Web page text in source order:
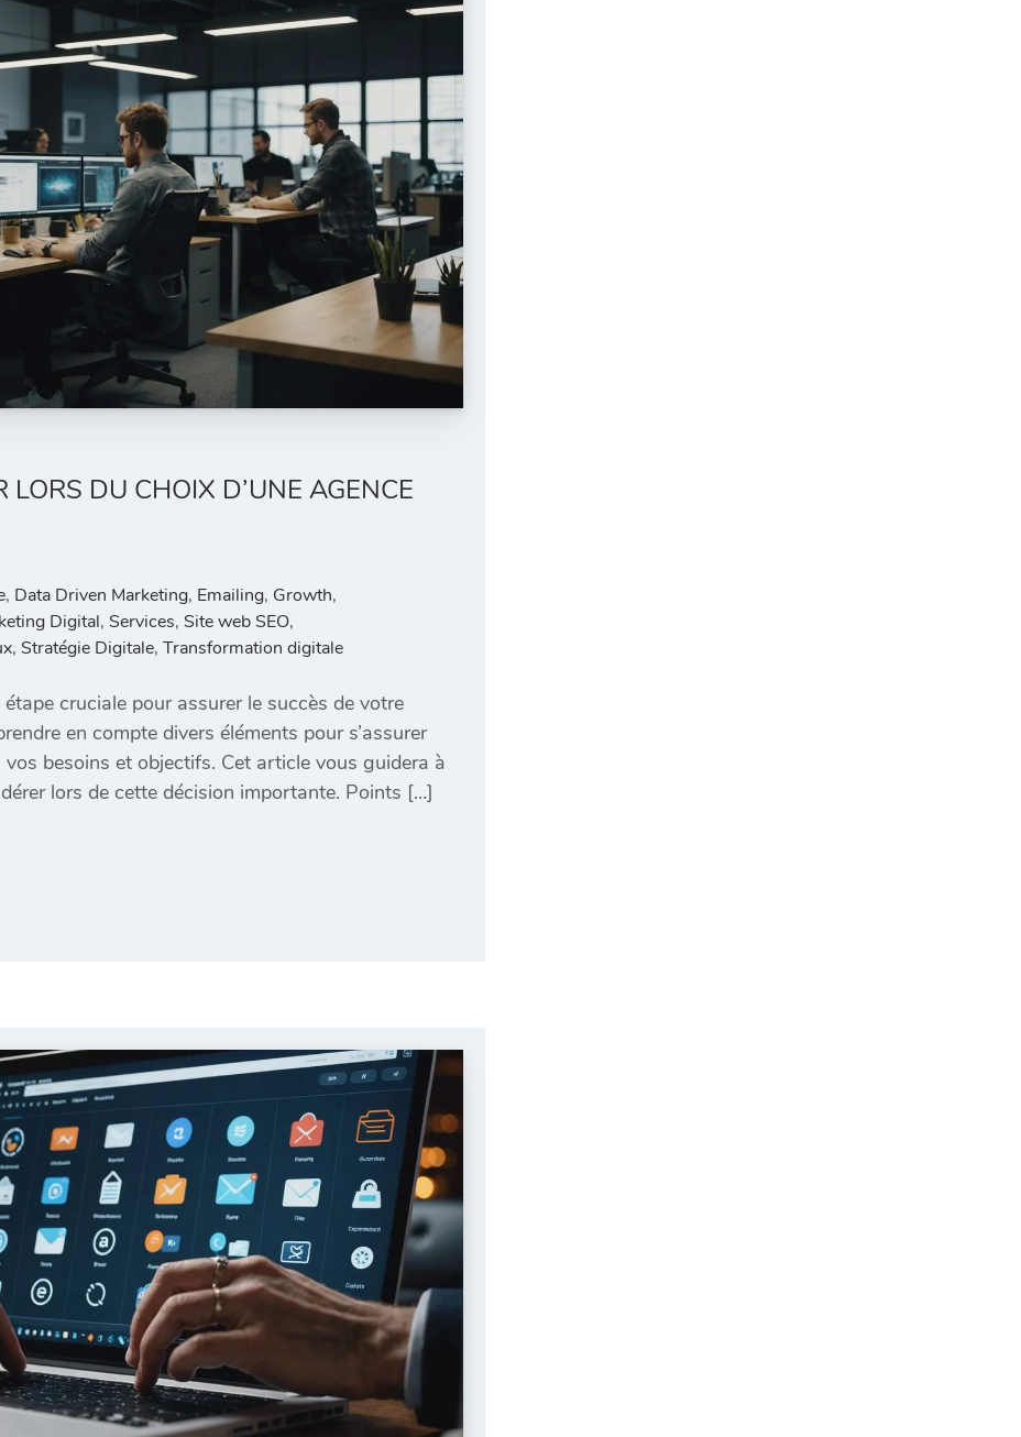
LORS DU CHOIX D’UNE AGENCE
, Data Driven Marketing, Emailing, Growth,
Digital, Services, Site web SEO,
, Stratégie Digitale, Transformation digitale
cruciale pour assurer le succès de votre
en compte divers éléments pour s’assurer
vos besoins et objectifs. Cet article vous guidera à
lors de cette décision importante. Points […]